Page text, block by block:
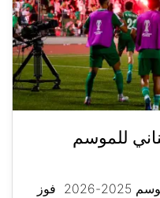
للموسم
الأنصار بطلًا للدوري اللبناني للموسم 2025-2026 فوز